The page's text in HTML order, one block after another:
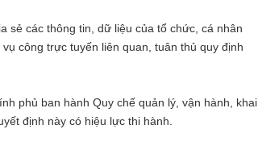
sẻ các thông tin, dữ liệu của tổ chức, cá nhân
công trực tuyến liên quan, tuân thủ quy định
phủ ban hành Quy chế quản lý, vận hành, khai
định này có hiệu lực thi hành.